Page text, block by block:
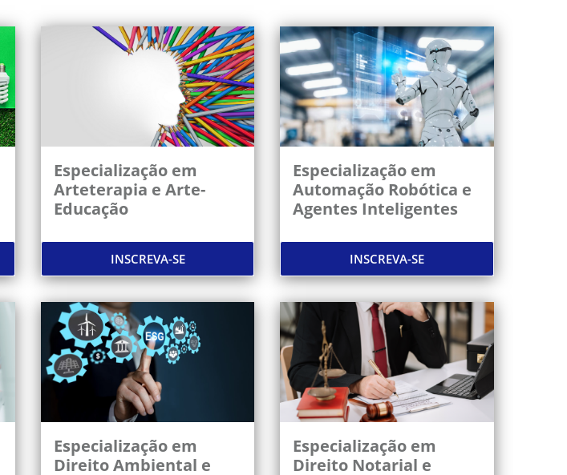
Especialização em
Arteterapia e Arte-
Educação
INSCREVA-SE
Especialização em
Automação Robótica e
Agentes Inteligentes
INSCREVA-SE
Especialização em
Direito Ambiental e
Especialização em
Direito Notarial e